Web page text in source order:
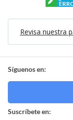
Revisa nuestra
Síguenos en:
Suscríbete en: